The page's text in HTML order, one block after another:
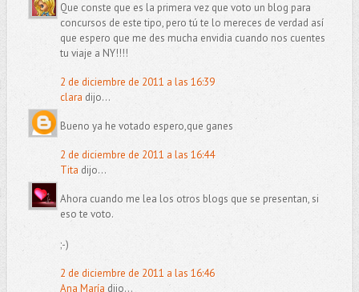
Que conste que es la primera vez que voto un blog para
concursos de este tipo, pero tú te lo mereces de verdad así
que espero que me des mucha envidia cuando nos cuentes
tu viaje a NY!!!!
2 de diciembre de 2011 a las 16:39
clara dijo...
Bueno ya he votado espero,que ganes
2 de diciembre de 2011 a las 16:44
Tita dijo...
Ahora cuando me lea los otros blogs que se presentan, si
eso te voto.
;-)
2 de diciembre de 2011 a las 16:46
Ana María dijo...